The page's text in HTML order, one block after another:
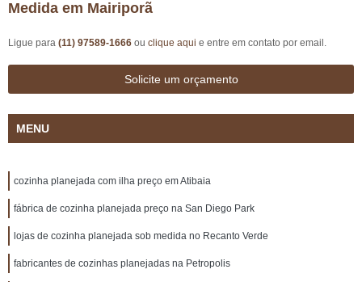
Medida em Mairiporã
Ligue para (11) 97589-1666 ou clique aqui e entre em contato por email.
Solicite um orçamento
MENU
cozinha planejada com ilha preço em Atibaia
fábrica de cozinha planejada preço na San Diego Park
lojas de cozinha planejada sob medida no Recanto Verde
fabricantes de cozinhas planejadas na Petropolis